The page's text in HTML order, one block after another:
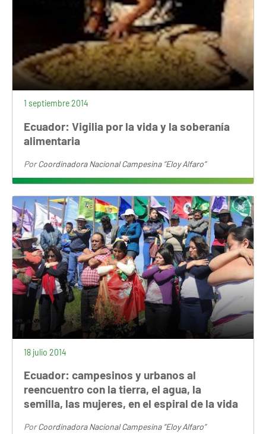
1 septiembre 2014
Ecuador: Vigilia por la vida y la soberanía
alimentaria
PorCoordinadora Nacional Campesina “Eloy Alfaro”
18 julio 2014
Ecuador: campesinos y urbanos al
reencuentro con la tierra, el agua, la
semilla, las mujeres, en el espiral de la vida
PorCoordinadora Nacional Campesina “Eloy Alfaro”